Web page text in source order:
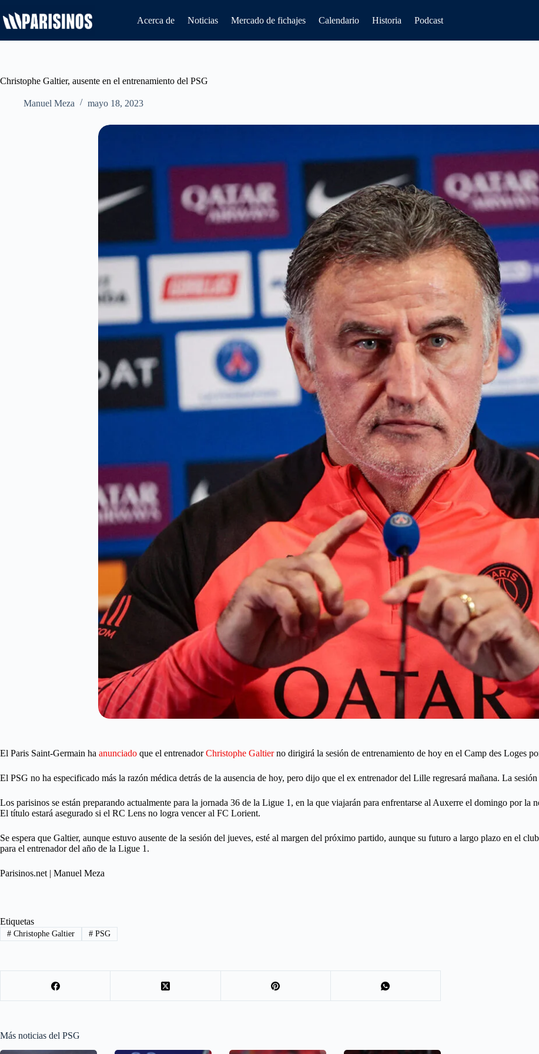
al
contenido
Acerca de Noticias Mercado de fichajes Calendario Historia Podcast
Christophe Galtier, ausente en el entrenamiento del PSG
Manuel Meza mayo 18, 2023
El Paris Saint-Germain ha anunciado que el entrenadorChristophe Galtierno dirigirá la sesión de entrenamiento de hoy en el Camp des Loges
El PSG no ha especificado más la razón médica detrás de la ausencia de hoy, pero dijo que el ex entrenador del Lille regresará mañana. La
Los parisinos se están preparando actualmente para la jornada 36 de la Ligue 1, en la que viajarán para enfrentarse al Auxerre el domingo por
El título estará asegurado si el RC Lens no logra vencer al FC Lorient.
Se espera que Galtier, aunque estuvo ausente de la sesión del jueves, esté al margen del próximo partido, aunque su futuro a largo plazo en el
para el entrenador del año de la Ligue 1.
Parisinos.net | Manuel Meza
Etiquetas
#Christophe Galtier #PSG
Más noticias del PSG